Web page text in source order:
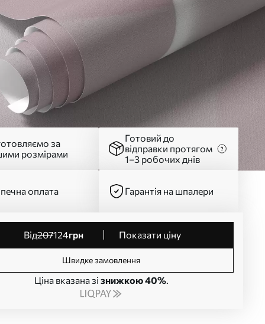
за
розмірами
Готовий до
відправки протягом
1–3 робочих днів
оплата Гарантія на шпалери
від207124грн Показати ціну
Швидке замовлення
Ціна вказана зі знижкою 40%.